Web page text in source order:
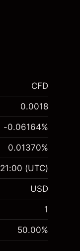
CFD
0.0018
-0.06164%
0.01370%
21:00 (UTC)
USD
1
50.00%